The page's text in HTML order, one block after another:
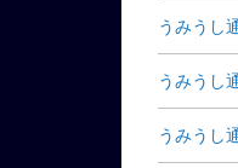
うみうし
うみうし
うみうし